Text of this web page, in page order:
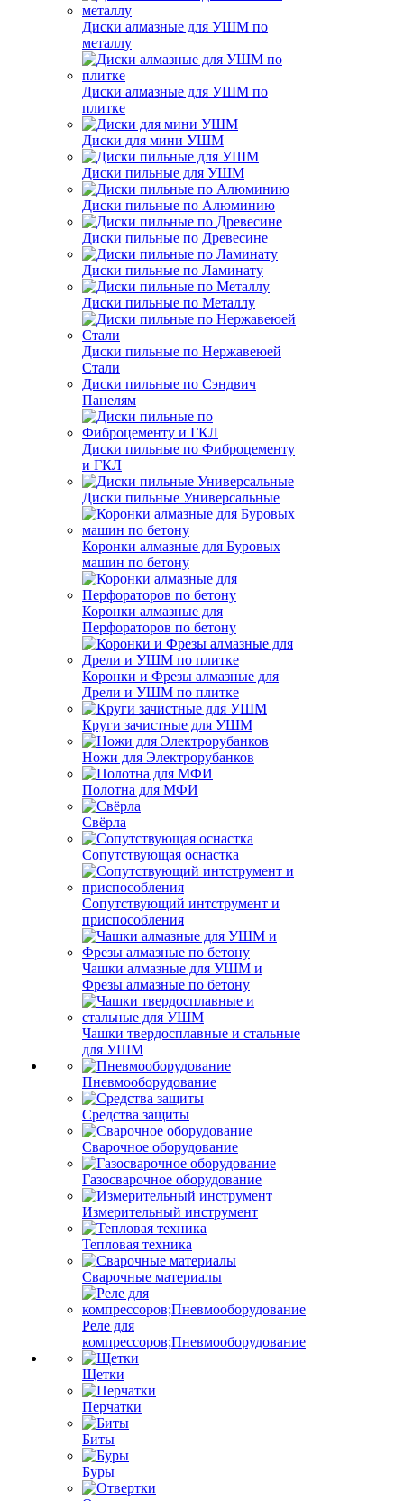
Диски алмазные для УШМ по
металлу
Диски алмазные для УШМ по
плитке
Диски для мини УШМ
Диски пильные для УШМ
Диски пильные по Алюминию
Диски пильные по Древесине
Диски пильные по Ламинату
Диски пильные по Металлу
Диски пильные по Нержавеюей
Стали
Диски пильные по Сэндвич
Панелям
Диски пильные по Фиброцементу
и ГКЛ
Диски пильные Универсальные
Коронки алмазные для Буровых
машин по бетону
Коронки алмазные для
Перфораторов по бетону
Коронки и Фрезы алмазные для
Дрели и УШМ по плитке
Круги зачистные для УШМ
Ножи для Электрорубанков
Полотна для МФИ
Свёрла
Сопутствующая оснастка
Сопутствующий интструмент и
приспособления
Чашки алмазные для УШМ и
Фрезы алмазные по бетону
Чашки твердосплавные и стальные
для УШМ
Пневмооборудование
Средства защиты
Сварочное оборудование
Газосварочное оборудование
Измерительный инструмент
Тепловая техника
Сварочные материалы
Реле для
компрессоров;Пневмооборудование
Щетки
Перчатки
Биты
Буры